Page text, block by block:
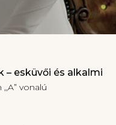
– esküvői és alkalmi
vonalú